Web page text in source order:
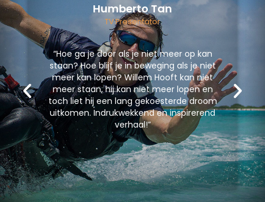
Humberto Tan
TV Presentator
“Hoe ga je door als je niet meer op kan
staan? Hoe blijf je in beweging als je niet
meer kan lopen? Willem Hooft kan niet
meer staan, hij kan niet meer lopen en
toch liet hij een lang gekoesterde droom
uitkomen. Indrukwekkend en inspirerend
verhaal!”